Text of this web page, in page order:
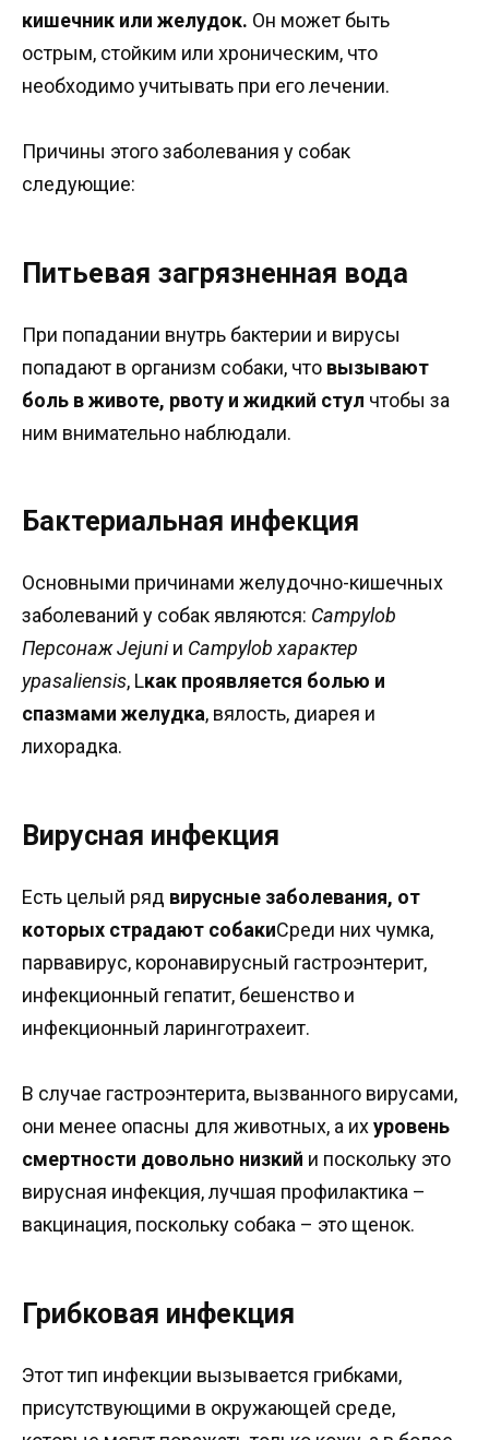
кишечник или желудок. Он может быть
острым, стойким или хроническим, что
необходимо учитывать при его лечении.
Причины этого заболевания у собак
следующие:
Питьевая загрязненная вода
При попадании внутрь бактерии и вирусы
попадают в организм собаки, что вызывают
боль в животе, рвоту и жидкий стул чтобы за
ним внимательно наблюдали.
Бактериальная инфекция
Основными причинами желудочно-кишечных
заболеваний у собак являются: Campylob
Персонаж Jejuniи Campylob характер
ypasaliensis, Lкак проявляется болью и
спазмами желудка, вялость, диарея и
лихорадка.
Вирусная инфекция
Есть целый ряд вирусные заболевания, от
которых страдают собакиСреди них чумка,
парвавирус, коронавирусный гастроэнтерит,
инфекционный гепатит, бешенство и
инфекционный ларинготрахеит.
В случае гастроэнтерита, вызванного вирусами,
они менее опасны для животных, а ихуровень
смертности довольно низкий и поскольку это
вирусная инфекция, лучшая профилактика –
вакцинация, поскольку собака – это щенок.
Грибковая инфекция
Этот тип инфекции вызывается грибками,
присутствующими в окружающей среде,